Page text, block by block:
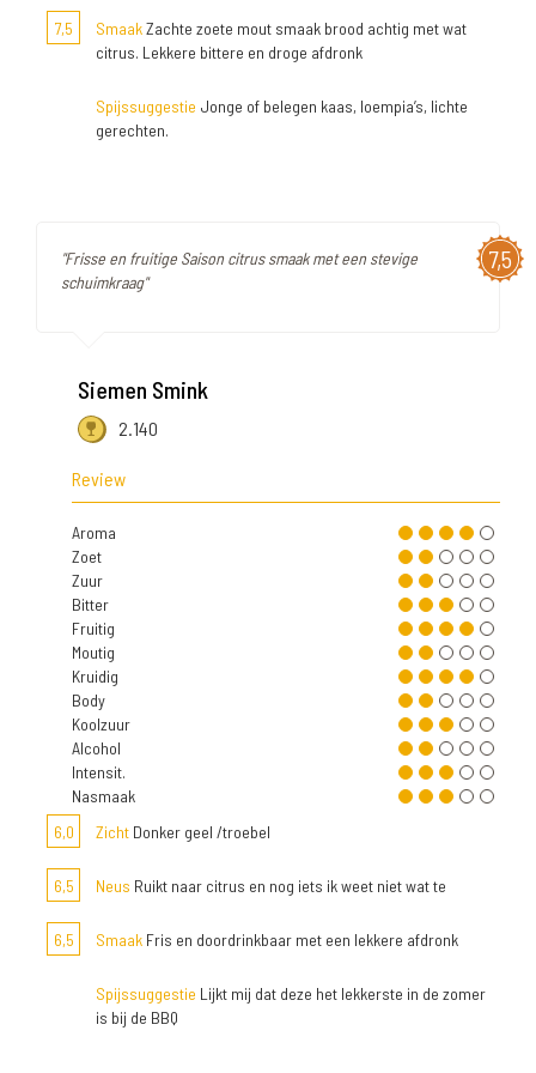
7,5 SmaakZachte zoete mout smaak brood achtig met wat
citrus. Lekkere bittere en droge afdronk
Spijssuggestie Jonge of belegen kaas, loempia’s, lichte
gerechten.
7,5
"Frisse en fruitige Saison citrus smaak met een stevige
schuimkraag"
Siemen Smink
2.140
Review
Aroma
Zoet
Zuur
Bitter
Fruitig
Moutig
Kruidig
Body
Koolzuur
Alcohol
Intensit.
Nasmaak
6,0
Zicht Donker geel /troebel
6,5 Neus Ruikt naar citrus en nog iets ik weet niet wat te
6,5 Smaak Fris en doordrinkbaar met een lekkere afdronk
Spijssuggestie Lijkt mij dat deze het lekkerste in de zomer
is bij de BBQ